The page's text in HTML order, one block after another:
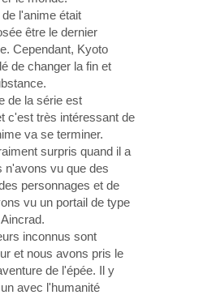
l'anime était
être le dernier
Cependant, Kyoto
de changer la fin et
de la série est
c'est très intéressant de
va se terminer.
surpris quand il a
n'avons vu que des
personnages et de
vu un portail de type
inconnus sont
et nous avons pris le
de l'épée. Il y
avec l'humanité